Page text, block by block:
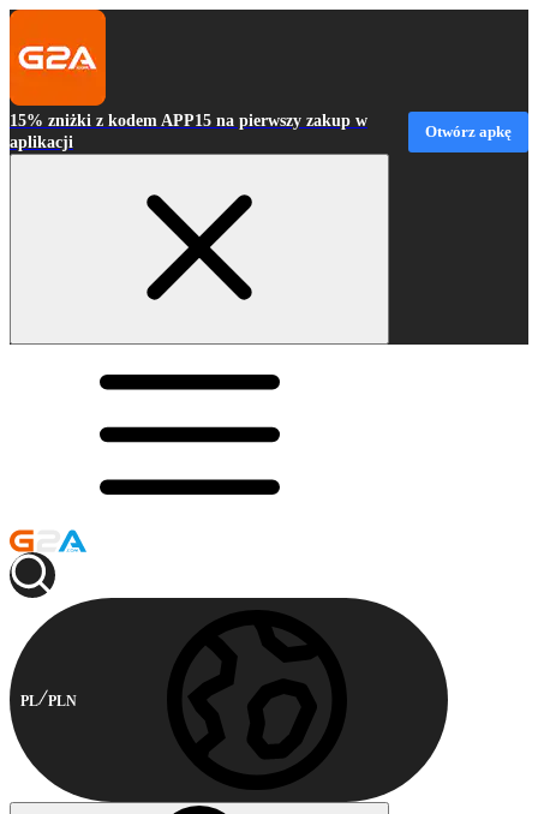
15% zniżki z kodem APP15 na pierwszy zakup w
aplikacji
Otwórz apkę
PL PLN